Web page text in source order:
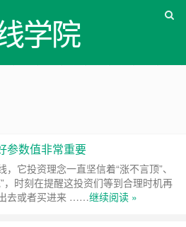
学院
参数值非常重要
，它投资理念一直坚信着“涨不言顶”、
，时刻在提醒这投资们等到合理时机再
去或者买进来 ……继续阅读 »